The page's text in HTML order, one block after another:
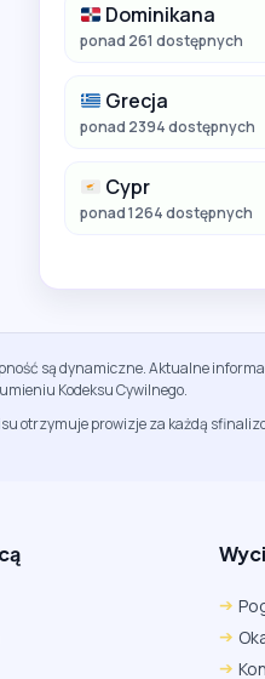
Dominikana
ponad 261 dostępnych
Grecja
ponad 2394 dostępnych
Cypr
ponad 1264 dostępnych
są dynamiczne. Aktualne
Kodeksu Cywilnego.
otrzymuje prowizje za każdą